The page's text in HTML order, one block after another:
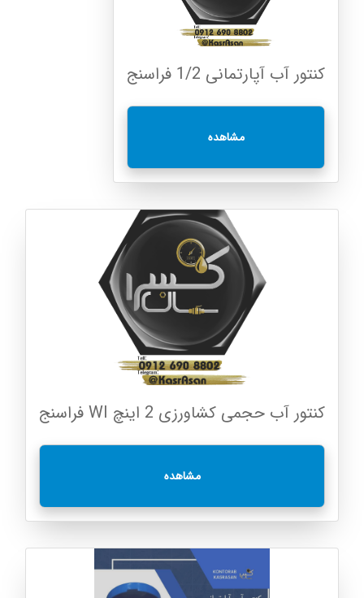
کنتور آب آپارتمانی 1/2 فراسنج
مشاهده
کنتور آب حجمی کشاورزی 2 اینچ WI فراسنج
مشاهده